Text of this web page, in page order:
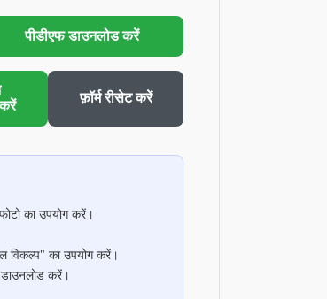
पीडीएफ डाउनलोड करें
फ़ॉर्म रीसेट करें
फोटो का उपयोग करें।
विकल्प" का उपयोग करें।
डाउनलोड करें।